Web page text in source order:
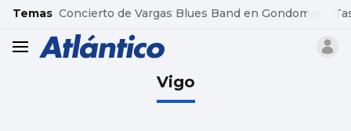
common.go-to-content
Temas Concierto de Vargas Blues Band en Gondomar
header.menu.open
Vigo